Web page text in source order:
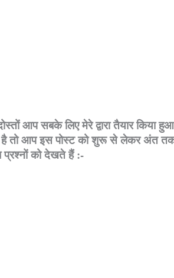
आप सबके लिए मेरे द्वारा तैयार किया
है तो आप इस पोस्ट को शुरू से लेकर अंत
को देखते हैं :-